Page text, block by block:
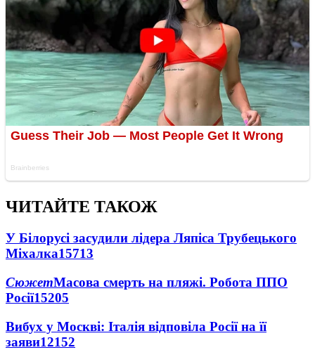
ЧИТАЙТЕ ТАКОЖ
У Білорусі засудили лідера Ляпіса Трубецького
Міхалка15713
СюжетМасова смерть на пляжі. Робота ППО
Росії15205
Вибух у Москві: Італія відповіла Росії на її
заяви12152